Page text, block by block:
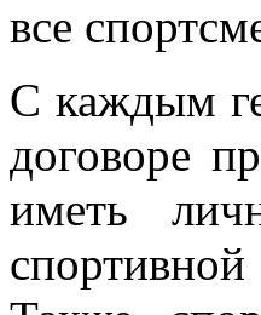
все
С каждым
договоре
иметь
спортивной